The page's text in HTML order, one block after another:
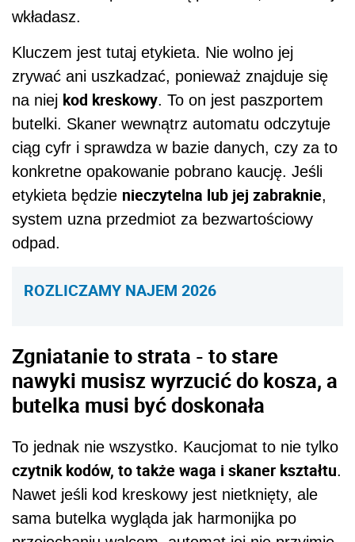
wkładasz.
Kluczem jest tutaj etykieta. Nie wolno jej
zrywać ani uszkadzać, ponieważ znajduje się
na niej kod kreskowy. To on jest paszportem
butelki. Skaner wewnątrz automatu odczytuje
ciąg cyfr i sprawdza w bazie danych, czy za to
konkretne opakowanie pobrano kaucję. Jeśli
etykieta będzie nieczytelna lub jej zabraknie,
system uzna przedmiot za bezwartościowy
odpad.
ROZLICZAMY NAJEM 2026
Zgniatanie to strata - to stare
nawyki musisz wyrzucić do kosza, a
butelka musi być doskonała
To jednak nie wszystko. Kaucjomat to nie tylko
czytnik kodów, to także waga i skaner kształtu.
Nawet jeśli kod kreskowy jest nietknięty, ale
sama butelka wygląda jak harmonijka po